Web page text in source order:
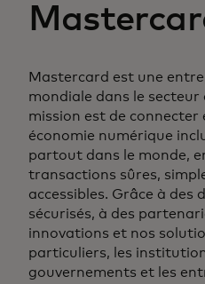
Mastercard est une
mondiale dans le
mission est de connecter
économie numérique
partout dans le monde,
transactions sûres,
accessibles. Grâce à des
sécurisés, à des
innovations et nos
particuliers, les
gouvernements et les